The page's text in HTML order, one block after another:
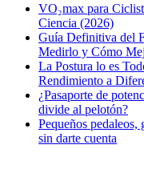
VO₂max para
Ciencia (2026)
Guía Definitiva del
Medirlo y Cómo
La Postura lo es
Rendimiento a
¿Pasaporte de
divide al pelotón?
Pequeños pedaleos,
sin darte cuenta